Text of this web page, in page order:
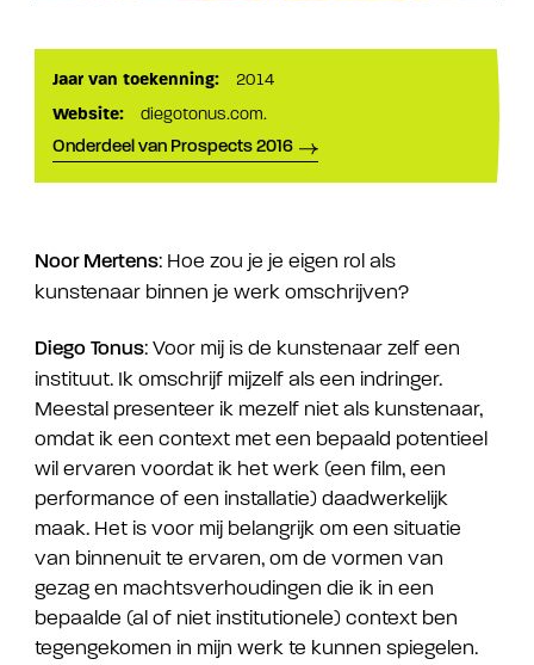
Jaar van toekenning:
2014
Website:
diegotonus.com.
Onderdeel van Prospects 2016
Noor Mertens: Hoe zou je je eigen rol als
kunstenaar binnen je werk omschrijven?
Diego Tonus: Voor mij is de kunstenaar zelf een
instituut. Ik omschrijf mijzelf als een indringer.
Meestal presenteer ik mezelf niet als kunstenaar,
omdat ik een context met een bepaald potentieel
wil ervaren voordat ik het werk (een film, een
performance of een installatie) daadwerkelijk
maak. Het is voor mij belangrijk om een situatie
van binnenuit te ervaren, om de vormen van
gezag en machtsverhoudingen die ik in een
bepaalde (al of niet institutionele) context ben
tegengekomen in mijn werk te kunnen spiegelen.